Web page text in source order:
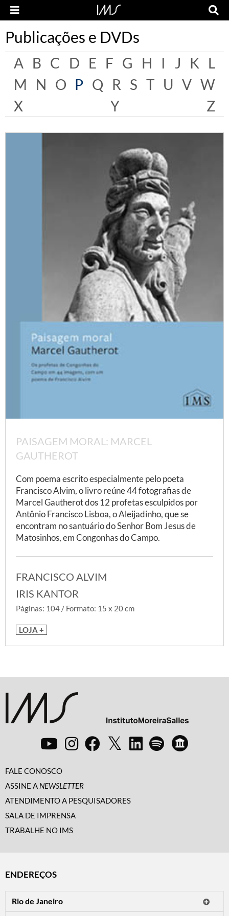
Publicações e DVDs
A B C D E F G H I J K L
M
N O P Q R S T U V W
X
Y Z
PAISAGEM MORAL: MARCEL
GAUTHEROT
Com poema escrito especialmente pelo poeta
Francisco Alvim, o livro reúne 44 fotografias de
Marcel Gautherot dos 12 profetas esculpidos por
Antônio Francisco Lisboa, o Aleijadinho, que se
encontram no santuário do Senhor Bom Jesus de
Matosinhos, em Congonhas do Campo.
FRANCISCO ALVIM
IRIS KANTOR
Páginas: 104 / Formato: 15 x 20 cm
LOJA +
FALE CONOSCO
ASSINE A NEWSLETTER
ATENDIMENTO A PESQUISADORES
SALA DE IMPRENSA
TRABALHE NO IMS
ENDEREÇOS
Rio de Janeiro